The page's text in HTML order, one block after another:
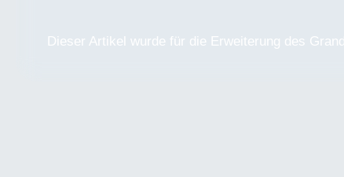
Dieser Artikel wurde für die Erweiterung des